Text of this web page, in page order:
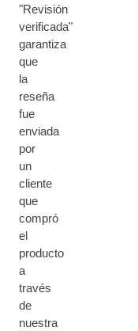
"Revisión
verificada"
garantiza
que
la
reseña
fue
enviada
por
un
cliente
que
compró
el
producto
a
través
de
nuestra